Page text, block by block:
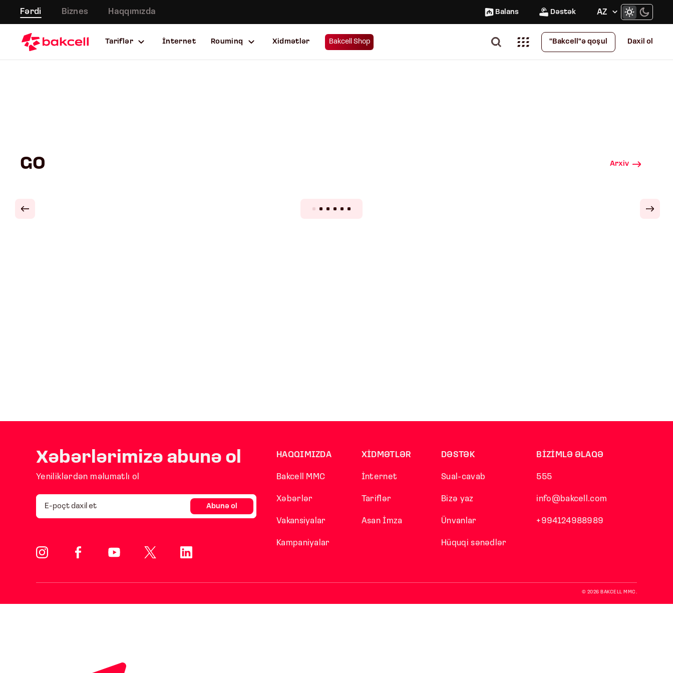
Fərdi Biznes Haqqımızda Balans Dəstək AZ
Tariflər İnternet Rouminq Xidmətlər Bakcell Shop "Bakcell"ə qoşul Daxil ol
GO Arxiv
Xəbərlərimizə abunə ol
Yeniliklərdən məlumatlı ol
Abunə ol
HAQQIMIZDA
Bakcell MMC
Xəbərlər
Vakansiyalar
Kampaniyalar
XİDMƏTLƏR
İnternet
Tariflər
Asan İmza
DƏSTƏK
Sual-cavab
Bizə yaz
Ünvanlar
Hüquqi sənədlər
BİZİMLƏ ƏLAQƏ
555
info@bakcell.com
+994124988989
© 2026 BAKCELL MMC.